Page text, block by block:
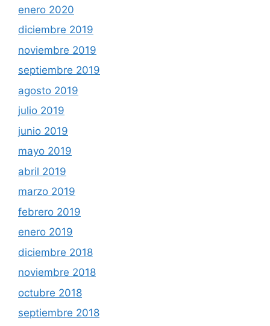
enero 2020
diciembre 2019
noviembre 2019
septiembre 2019
agosto 2019
julio 2019
junio 2019
mayo 2019
abril 2019
marzo 2019
febrero 2019
enero 2019
diciembre 2018
noviembre 2018
octubre 2018
septiembre 2018